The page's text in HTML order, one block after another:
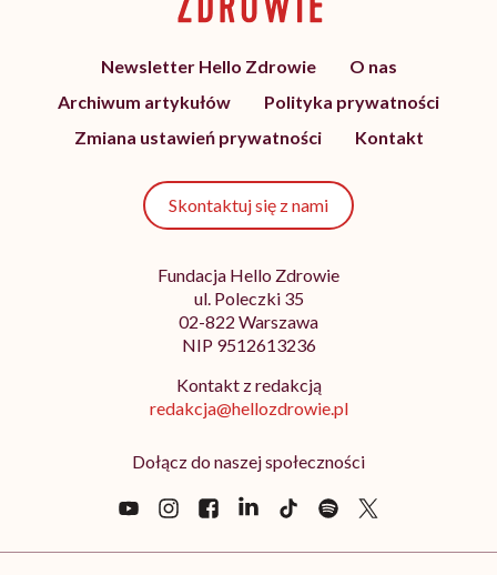
Newsletter Hello Zdrowie
O nas
Archiwum artykułów
Polityka prywatności
Zmiana ustawień prywatności
Kontakt
Skontaktuj się z nami
Fundacja Hello Zdrowie
ul. Poleczki 35
02-822 Warszawa
NIP 9512613236
Kontakt z redakcją
redakcja@hellozdrowie.pl
Dołącz do naszej społeczności